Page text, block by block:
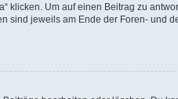
klicken. Um auf einen Beitrag zu
jeweils am Ende der Foren- und